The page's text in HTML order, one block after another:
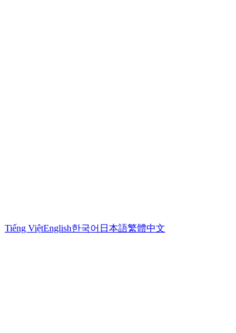
Tiếng ViệtEnglish한국어 日本語繁體中文